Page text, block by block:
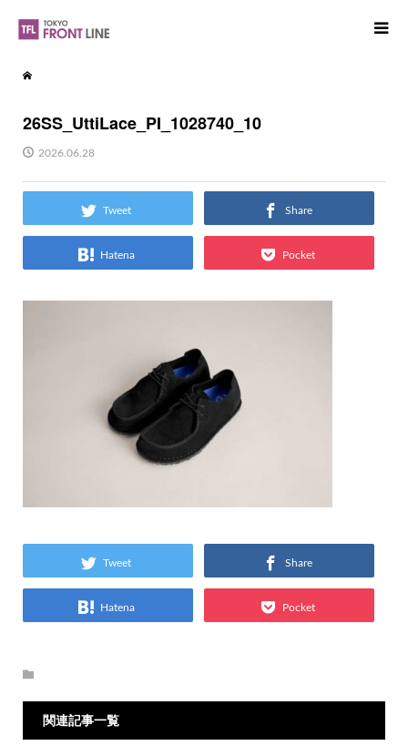
26SS_UttiLace_PI_1028740_10
2026.06.28
Tweet Share
Hatena Pocket
Tweet Share
Hatena Pocket
関連記事一覧